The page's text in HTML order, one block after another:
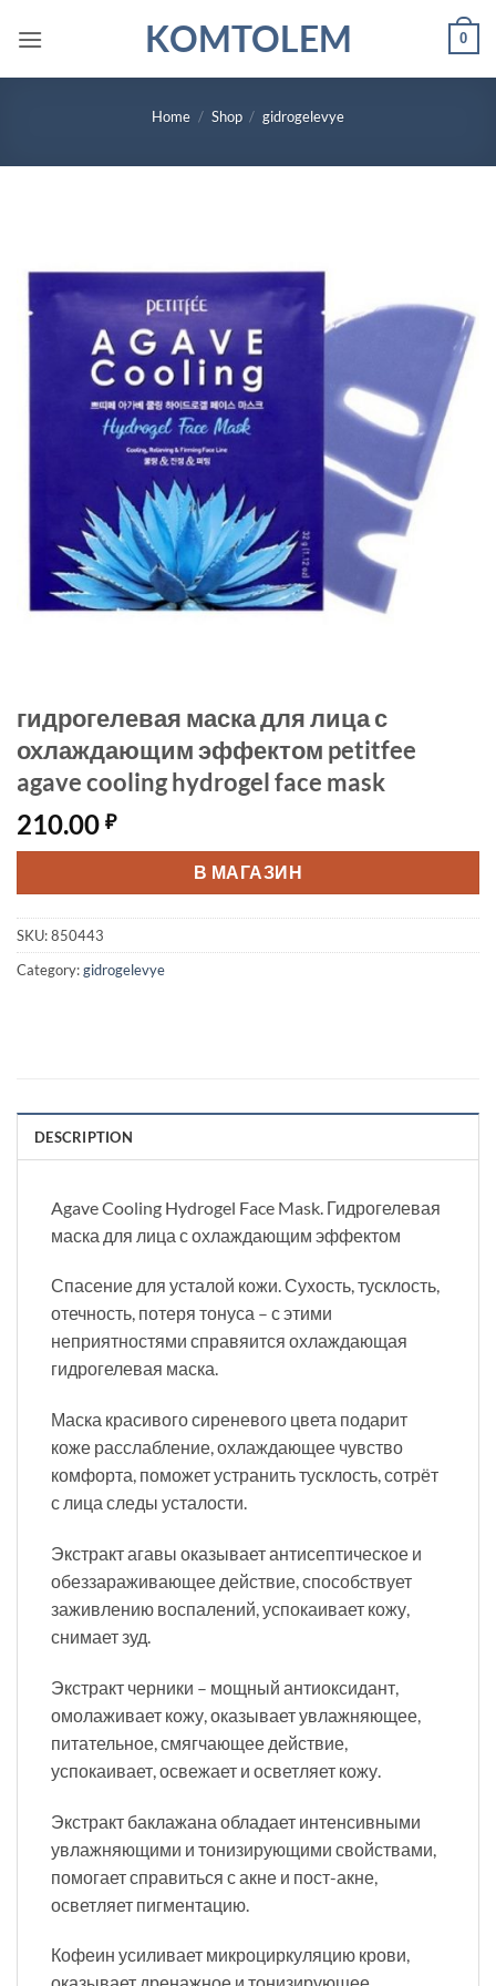
KOMTOLEM 0
Home / Shop / gidrogelevye
гидрогелевая маска для лица с
охлаждающим эффектом petitfee
agave cooling hydrogel face mask
210.00 ₽
В МАГАЗИН
SKU:850443
Category:gidrogelevye
DESCRIPTION
Agave Cooling Hydrogel Face Mask. Гидрогелевая
маска для лица с охлаждающим эффектом
Спасение для усталой кожи. Сухость, тусклость,
отечность, потеря тонуса – с этими
неприятностями справяится охлаждающая
гидрогелевая маска.
Маска красивого сиреневого цвета подарит
коже расслабление, охлаждающее чувство
комфорта, поможет устранить тусклость, сотрёт
с лица следы усталости.
Экстракт агавы оказывает антисептическое и
обеззараживающее действие, способствует
заживлению воспалений, успокаивает кожу,
снимает зуд.
Экстракт черники – мощный антиоксидант,
омолаживает кожу, оказывает увлажняющее,
питательное, смягчающее действие,
успокаивает, освежает и осветляет кожу.
Экстракт баклажана обладает интенсивными
увлажняющими и тонизирующими свойствами,
помогает справиться с акне и пост-акне,
осветляет пигментацию.
Кофеин усиливает микроциркуляцию крови,